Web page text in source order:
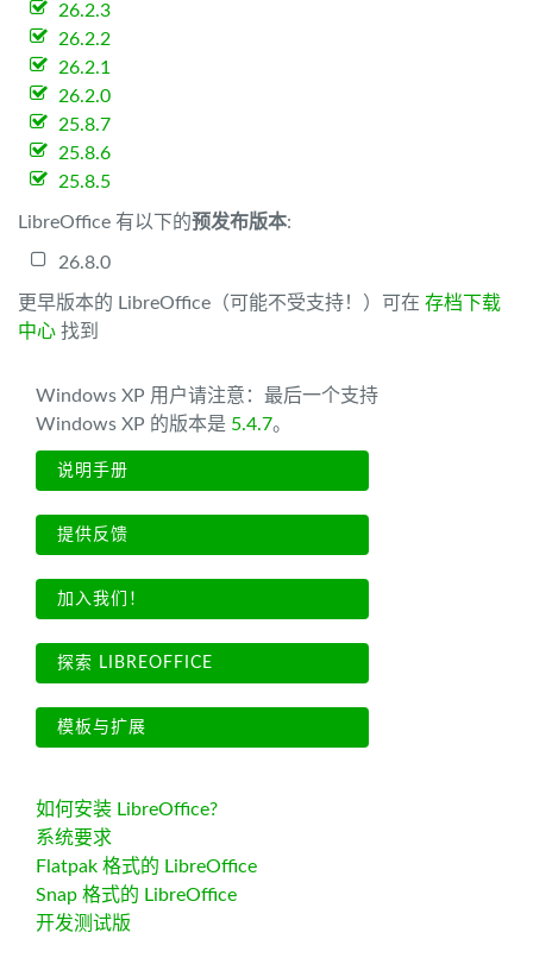
26.2.3
26.2.2
26.2.1
26.2.0
25.8.7
25.8.6
25.8.5
LibreOffice 有以下的预发布版本:
26.8.0
更早版本的 LibreOffice（可能不受支持！）可在 存档下载
中心 找到
Windows XP 用户请注意：最后一个支持
Windows XP 的版本是 5.4.7。
说明手册
提供反馈
加入我们！
探索 LIBREOFFICE
模板与扩展
如何安装 LibreOffice?
系统要求
Flatpak 格式的 LibreOffice
Snap 格式的 LibreOffice
开发测试版